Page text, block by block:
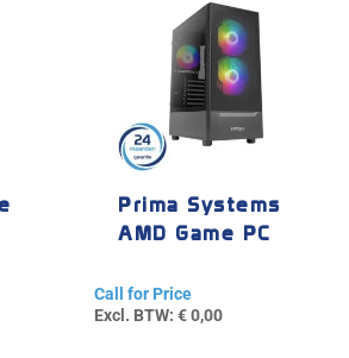
Prima Systems
AMD Game PC
Call for Price
Excl. BTW: €0,00